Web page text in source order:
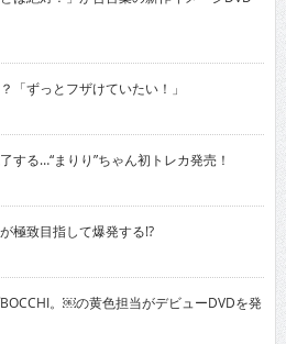
ずっとフザけていたい！」
る…“まりり”ちゃん初トレカ発売！
極致目指して爆発する!?
。￼の黄色担当がデビューDVDを発